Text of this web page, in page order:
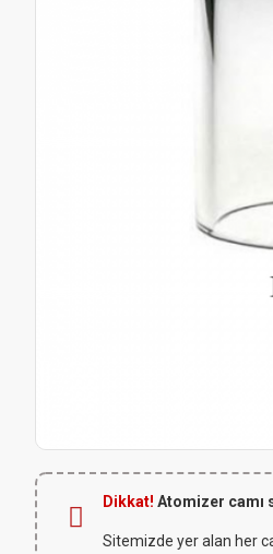
Dikkat! Atomizer camı
Sitemizde yer alan her